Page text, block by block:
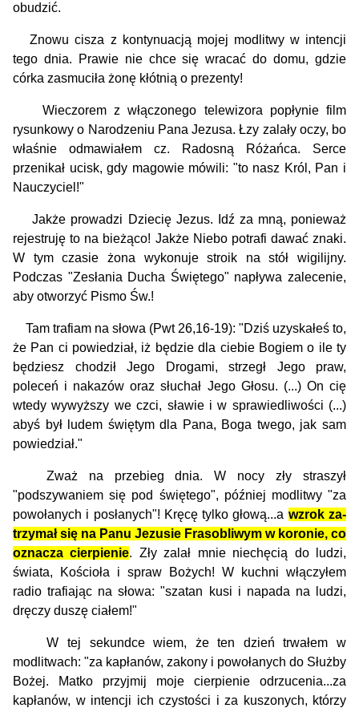
obudzić.
Znowu cisza z kontynuacją mojej modlitwy w intencji
tego dnia. Prawie nie chce się wracać do domu, gdzie
córka zasmuciła żonę kłótnią o prezenty!
Wieczorem z włączonego telewizora popłynie film
rysunko­wy o Narodzeniu Pana Jezusa. Łzy zalały oczy, bo
właśnie odmawiałem cz. Radosną Różańca. Serce
przenikał ucisk, gdy magowie mówili: "to nasz Król, Pan i
Nauczyciel!"
Jakże prowadzi Dziecię Jezus. Idź za mną, ponieważ
rejestruję to na bieżąco! Jakże Niebo potrafi dawać znaki.
W tym czasie żona wykonuje stroik na stół wigilijny.
Podczas "Zesłania Ducha Świętego" napływa zalecenie,
aby otworzyć Pismo Św.!
Tam trafiam na słowa (Pwt 26,16-19): "Dziś uzyskałeś to,
że Pan ci powiedział, iż będzie dla ciebie Bogiem o ile ty
będziesz chodził Jego Drogami, strzegł Jego praw,
poleceń i nakazów oraz słuchał Jego Głosu. (...) On cię
wtedy wywyższy we czci, sławie i w sprawiedliwości (...)
abyś był ludem świętym dla Pana, Boga twego, jak sam
powiedział."
Zważ na przebieg dnia. W nocy zły straszył
"podszywaniem się pod świętego", później modlitwy "za
powołanych i posłanych"! Kręcę tylko głową...a wzrok za­
trzymał się na Panu Jezusie Frasobliwym w koronie, co
oznacza cierpienie. Zły zalał mnie niechęcią do ludzi,
świata, Kościoła i spraw Bożych! W kuchni włączyłem
radio trafiając na słowa: "szatan kusi i napada na ludzi,
dręczy duszę ciałem!"
W tej sekundce wiem, że ten dzień trwałem w
modlitwach: "za kapłanów, zakony i powołanych do Służby
Bożej. Matko przyjmij moje cierpienie odrzucenia...za
kapłanów, w intencji ich czystości i za kuszonych, którzy